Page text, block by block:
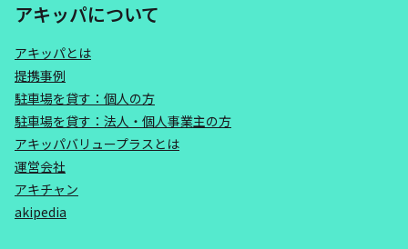
アキッパについて
アキッパとは
提携事例
駐車場を貸す：個人の方
駐車場を貸す：法人・個人事業主の方
アキッパバリュープラスとは
運営会社
アキチャン
akipedia